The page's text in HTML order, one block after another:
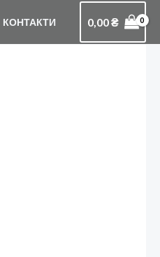
КОНТАКТИ 0,00₴